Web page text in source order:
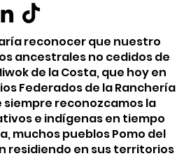
reconocer que nuestro
ancestrales no cedidos de
de la Costa, que hoy en
Federados de la Ranchería
reconozcamos la
e indígenas en tiempo
muchos pueblos Pomo del
residiendo en sus territorios